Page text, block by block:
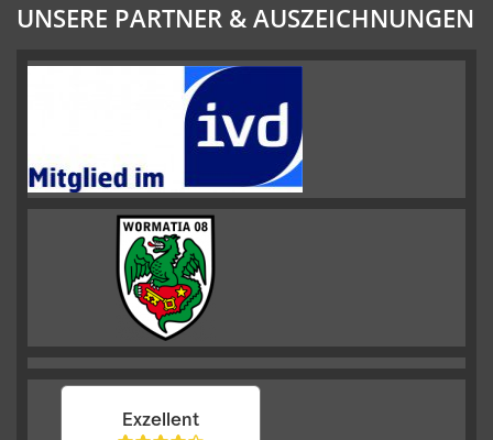
UNSERE PARTNER & AUSZEICHNUNGEN